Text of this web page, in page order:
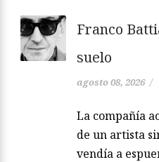
Franco
suelo
agosto 08, 2026 /
La compañía
de un artista
vendía a